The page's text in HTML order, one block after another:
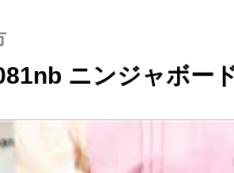
ニンジャボー